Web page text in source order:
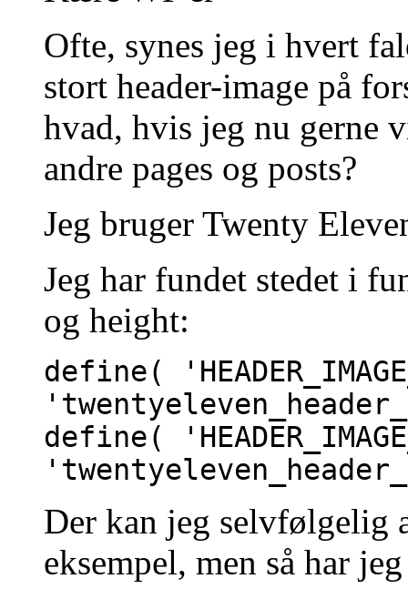
Ofte, synes jeg i hvert
stort header-image på
hvad, hvis jeg nu gerne
andre pages og posts?
Jeg bruger Twenty
Jeg har fundet stedet i
og height:
define(
define(
Der kan jeg
eksempel, men så har